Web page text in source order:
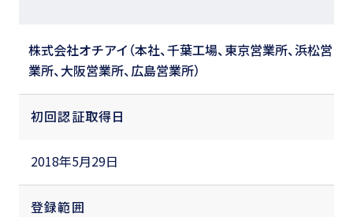
株式会社オチアイ（本社、千葉工場、東京営業所、浜松営
業所、大阪営業所、広島営業所）
初回認証取得日
2018年5月29日
登録範囲